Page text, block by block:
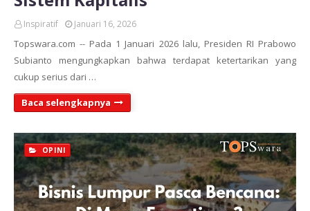
Inspiratif Januari 16, 2026
Topswara.com -- Pada 1 Januari 2026 lalu, Presiden RI Prabowo
Subianto mengungkapkan bahwa terdapat ketertarikan yang
cukup serius dari …
Baca selengkapnya
OPINI